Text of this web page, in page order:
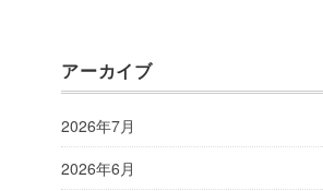
アーカイブ
2026年7月
2026年6月